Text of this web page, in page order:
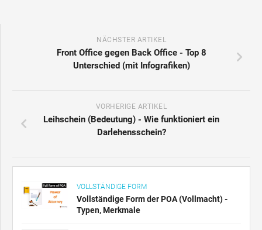
NÄCHSTER ARTIKEL
Front Office gegen Back Office - Top 8
Unterschied (mit Infografiken)
VORHERIGE ARTIKEL
Leihschein (Bedeutung) - Wie funktioniert ein
Darlehensschein?
VOLLSTÄNDIGE FORM
Vollständige Form der POA (Vollmacht) -
Typen, Merkmale